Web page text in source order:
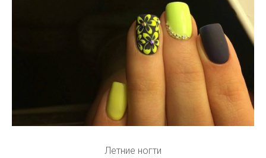
Летние ногти